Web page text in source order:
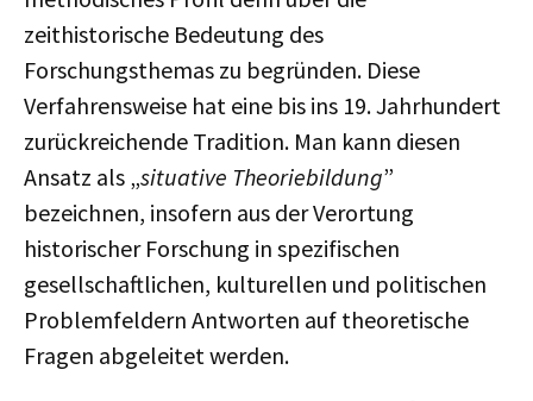
zeithistorische Bedeutung des
Forschungsthemas zu begründen. Diese
Verfahrensweise hat eine bis ins 19. Jahrhundert
zurückreichende Tradition. Man kann diesen
Ansatz als „situative Theoriebildung”
bezeichnen, insofern aus der Verortung
historischer Forschung in spezifischen
gesellschaftlichen, kulturellen und politischen
Problemfeldern Antworten auf theoretische
Fragen abgeleitet werden.